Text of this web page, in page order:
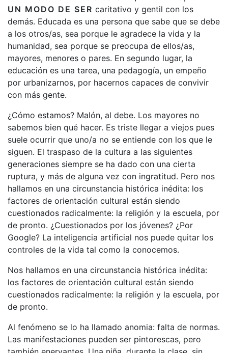
UN MODO DE SER caritativo y gentil con los
demás. Educada es una persona que sabe que se debe
a los otros/as, sea porque le agradece la vida y la
humanidad, sea porque se preocupa de ellos/as,
mayores, menores o pares. En segundo lugar, la
educación es una tarea, una pedagogía, un empeño
por urbanizarnos, por hacernos capaces de convivir
con más gente.
¿Cómo estamos? Malón, al debe. Los mayores no
sabemos bien qué hacer. Es triste llegar a viejos pues
suele ocurrir que uno/a no se entiende con los que le
siguen. El traspaso de la cultura a las siguientes
generaciones siempre se ha dado con una cierta
ruptura, y más de alguna vez con ingratitud. Pero nos
hallamos en una circunstancia histórica inédita: los
factores de orientación cultural están siendo
cuestionados radicalmente: la religión y la escuela, por
de pronto. ¿Cuestionados por los jóvenes? ¿Por
Google? La inteligencia artificial nos puede quitar los
controles de la vida tal como la conocemos.
Nos hallamos en una circunstancia histórica inédita:
los factores de orientación cultural están siendo
cuestionados radicalmente: la religión y la escuela, por
de pronto.
Al fenómeno se lo ha llamado anomia: falta de normas.
Las manifestaciones pueden ser pintorescas, pero